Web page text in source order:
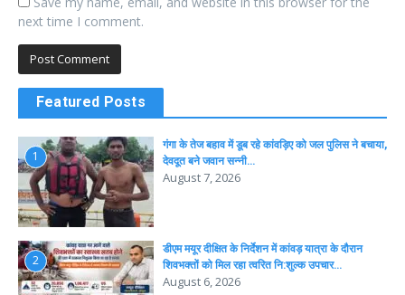
next time I comment.
Featured Posts
1
गंगा के तेज बहाव में डूब रहे कांवड़िए को जल पुलिस ने बचाया,
देवदूत बने जवान सन्नी…
August 7, 2026
2
डीएम मयूर दीक्षित के निर्देशन में कांवड़ यात्रा के दौरान
शिवभक्तों को मिल रहा त्वरित नि:शुल्क उपचार…
August 6, 2026